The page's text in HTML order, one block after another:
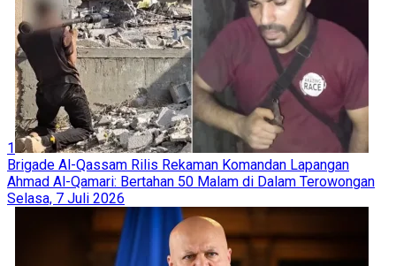
1
Brigade Al-Qassam Rilis Rekaman Komandan Lapangan
Ahmad Al-Qamari: Bertahan 50 Malam di Dalam Terowongan
Selasa, 7 Juli 2026